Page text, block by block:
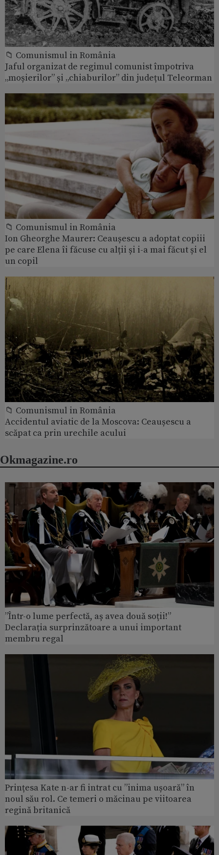
📁 Comunismul in România
Jaful organizat de regimul comunist împotriva
„moșierilor” și „chiaburilor” din județul Teleorman
📁 Comunismul in România
Ion Gheorghe Maurer: Ceaușescu a adoptat copiii
pe care Elena îi făcuse cu alții și i-a mai făcut și el
un copil
📁 Comunismul in România
Accidentul aviatic de la Moscova: Ceaușescu a
scăpat ca prin urechile acului
Okmagazine.ro
”Într-o lume perfectă, aș avea două soții!”
Declarația surprinzătoare a unui important
membru regal
Prințesa Kate n-ar fi intrat cu ”inima ușoară” în
noul său rol. Ce temeri o măcinau pe viitoarea
regină britanică